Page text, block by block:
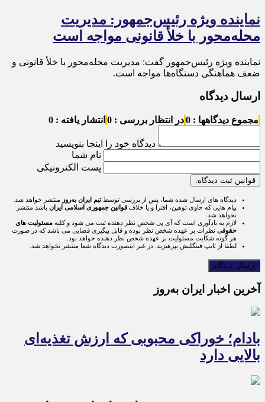
نماینده ویژه رئیس‌جمهور: مدیریت
محله‌محور با خلأ قانونی مواجه است
نماینده ویژه رئیس‌جمهور گفت: مدیریت محله‌محور با خلأ قانونی و
ضعف هماهنگی دستگاه‌ها مواجه است.
ارسال دیدگاه
مجموع دیدگاهها : 0 در انتظار بررسی : 0 انتشار یافته : 0
دیدگاه خود را اینجا بنویسید
نام شما
پست الکترونیکی
قوانین ثبت دیدگاه:
دیدگاه های ارسال شده شما، پس از بررسی توسطتیم ایران به‌روز منتشر خواهد شد.
پیام هایی که حاوی توهین، افترا و یا خلاف قوانین جمهوری اسلامی ایران باشد منتشر
نخواهد شد.
لازم به یادآوری است که آی پی شخص نظر دهنده ثبت می شود و کلیه مسئولیت های
حقوقی نظرات بر عهده شخص نظر بوده و قابل پیگیری قضایی می باشد که در صورت
هر گونه شکایت مسئولیت بر عهده شخص نظر دهنده خواهد بود.
لطفا از تایپ فینگلیش بپرهیزید. در غیر اینصورت دیدگاه شما منتشر نخواهد شد.
آخرین اخبار ایران به‌روز
بادام؛ خوراکی محبوبی که ارزش تغذیه‌ای
بالایی دارد